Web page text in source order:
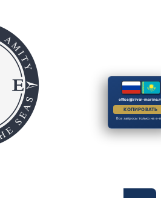
office@river-
КОПИРОВАТЬ
Все запросы только на e-